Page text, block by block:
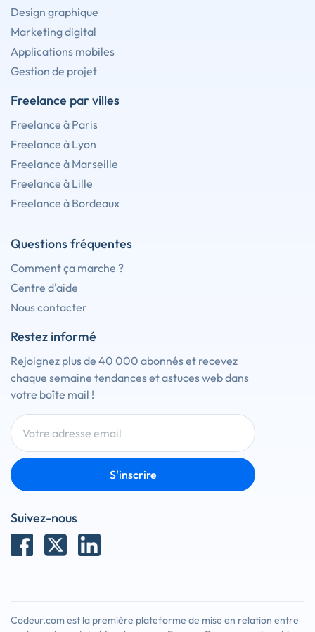
Design graphique
Marketing digital
Applications mobiles
Gestion de projet
Freelance par villes
Freelance à Paris
Freelance à Lyon
Freelance à Marseille
Freelance à Lille
Freelance à Bordeaux
Questions fréquentes
Comment ça marche ?
Centre d'aide
Nous contacter
Restez informé
Rejoignez plus de 40 000 abonnés et recevez
chaque semaine tendances et astuces web dans
votre boîte mail !
S'inscrire
Suivez-nous
Codeur.com est la première plateforme de mise en relation entre